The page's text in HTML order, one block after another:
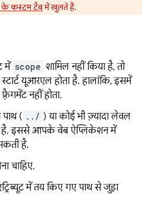
के कस्टम टैबमें खुलते हैं.
में scope शामिल नहीं किया है, तो
स्टार्ट यूआरएल होता है. हालांकि, इसमें
नहीं होता.
पाथ ( ../ ) या कोई भी ज़्यादा लेवल
है. इससे आपके वेब ऐप्लिकेशन में
है.
चाहिए.
में तय किए गए पाथ से जुड़ा